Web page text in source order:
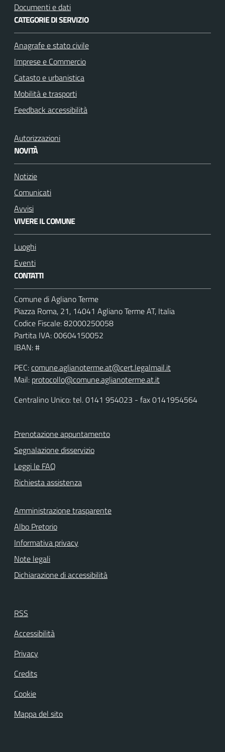
Documenti e dati
CATEGORIE DI SERVIZIO
Anagrafe e stato civile
Imprese e Commercio
Catasto e urbanistica
Mobilità e trasporti
Feedback accessibilità
Autorizzazioni
NOVITÀ
Notizie
Comunicati
Avvisi
VIVERE IL COMUNE
Luoghi
Eventi
CONTATTI
Comune di Agliano Terme
Piazza Roma, 21, 14041 Agliano Terme AT, Italia
Codice Fiscale: 82000250058
Partita IVA: 00604150052
IBAN: #
PEC:comune.aglianoterme.at@cert.legalmail.it
Mail: protocollo@comune.aglianoterme.at.it
Centralino Unico: tel. 0141 954023 - fax 0141954564
Prenotazione appuntamento
Segnalazione disservizio
Leggi le FAQ
Richiesta assistenza
Amministrazione trasparente
Albo Pretorio
Informativa privacy
Note legali
Dichiarazione di accessibilità
RSS
Accessibilità
Privacy
Credits
Cookie
Mappa del sito